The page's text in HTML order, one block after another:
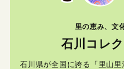
里の恵み、文
石川コレ
石川県が全国に誇る「里山里